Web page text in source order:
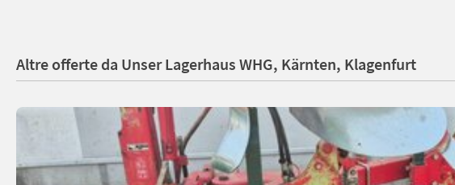
Altre offerte da Unser Lagerhaus WHG, Kärnten, Klagenfurt